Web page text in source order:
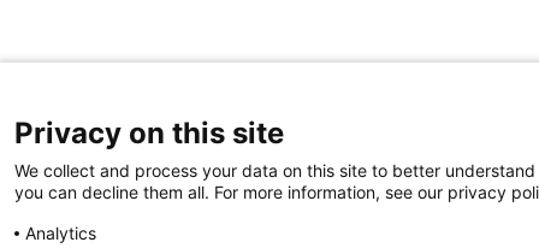
Privacy on this site
We collect and process your data on this site to better
you can decline them all. For more information, see our privacy
Analytics